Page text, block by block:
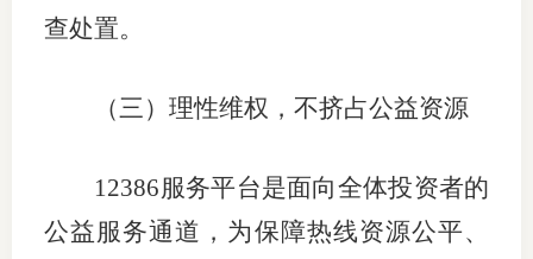
查处置。
（三）理性维权，不挤占公益资源
12386服务平台是面向全体投资者的
公益服务通道，为保障热线资源公平、